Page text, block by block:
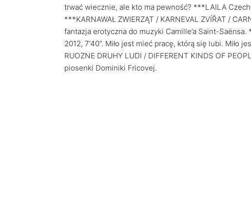
trwać wiecznie, ale kto ma pewność? ***LAILA
***KARNAWAŁ ZWIERZĄT / KARNEVAL ZVÍŘAT /
fantazja erotyczna do muzyki Camille’a Saint-
2012, 7’40’’. Miło jest mieć pracę, którą się lubi.
RUOZNE DRUHY LUDI / DIFFERENT KINDS OF
piosenki Dominiki Fricovej.